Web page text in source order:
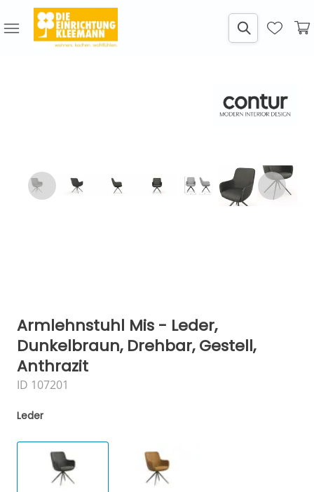
Armlehnstuhl Mis - Leder,
Dunkelbraun, Drehbar, Gestell,
Anthrazit
ID 107201
Leder